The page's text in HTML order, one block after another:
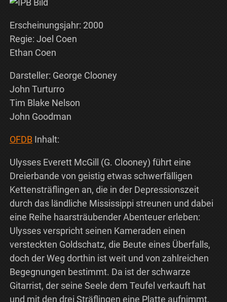
Erscheinungsjahr: 2000
Regie: Joel Coen
Ethan Coen
Darsteller: George Clooney
John Turturro
Tim Blake Nelson
John Goodman
OFDBInhalt:
Ulysses Everett McGill (G. Clooney) führt eine
Dreierbande von geistig etwas schwerfälligen
Kettensträflingen an, die in der Depressionszeit
durch das ländliche Mississippi streunen und dabei
eine Reihe haarsträubender Abenteuer erleben:
Ulysses verspricht seinen Kameraden einen
versteckten Goldschatz, die Beute eines Überfalls,
doch der Weg dorthin ist weit und von zahlreichen
Begegnungen bestimmt. Da ist der schwarze
Gitarrist, der seine Seele dem Teufel verkauft hat
und mit den drei Sträflingen eine Platte aufnimmt,